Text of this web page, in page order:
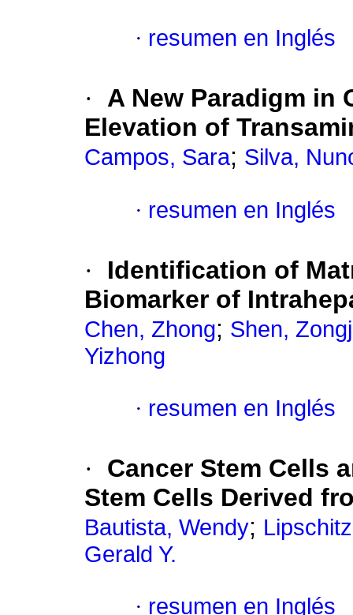
· resumen en Inglés
·
A New Paradigm in
Elevation of
Campos, Sara; Silva,
· resumen en Inglés
·
Identification of
Biomarker of
Chen, Zhong; Shen,
Yizhong
· resumen en Inglés
·
Cancer Stem Cells
Stem Cells Derived
Bautista, Wendy;
Gerald Y.
· resumen en Inglés